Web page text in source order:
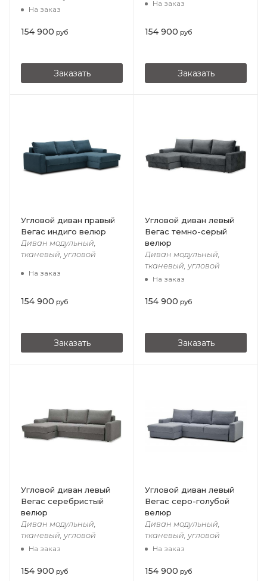
На заказ
154 900 руб
Заказать
На заказ
154 900 руб
Заказать
Угловой диван правый
Вегас индиго велюр
Диван модульный,
тканевый, угловой
На заказ
154 900 руб
Заказать
Угловой диван левый
Вегас темно-серый
велюр
Диван модульный,
тканевый, угловой
На заказ
154 900 руб
Заказать
Угловой диван левый
Вегас серебристый
велюр
Диван модульный,
тканевый, угловой
На заказ
154 900 руб
Угловой диван левый
Вегас серо-голубой
велюр
Диван модульный,
тканевый, угловой
На заказ
154 900 руб